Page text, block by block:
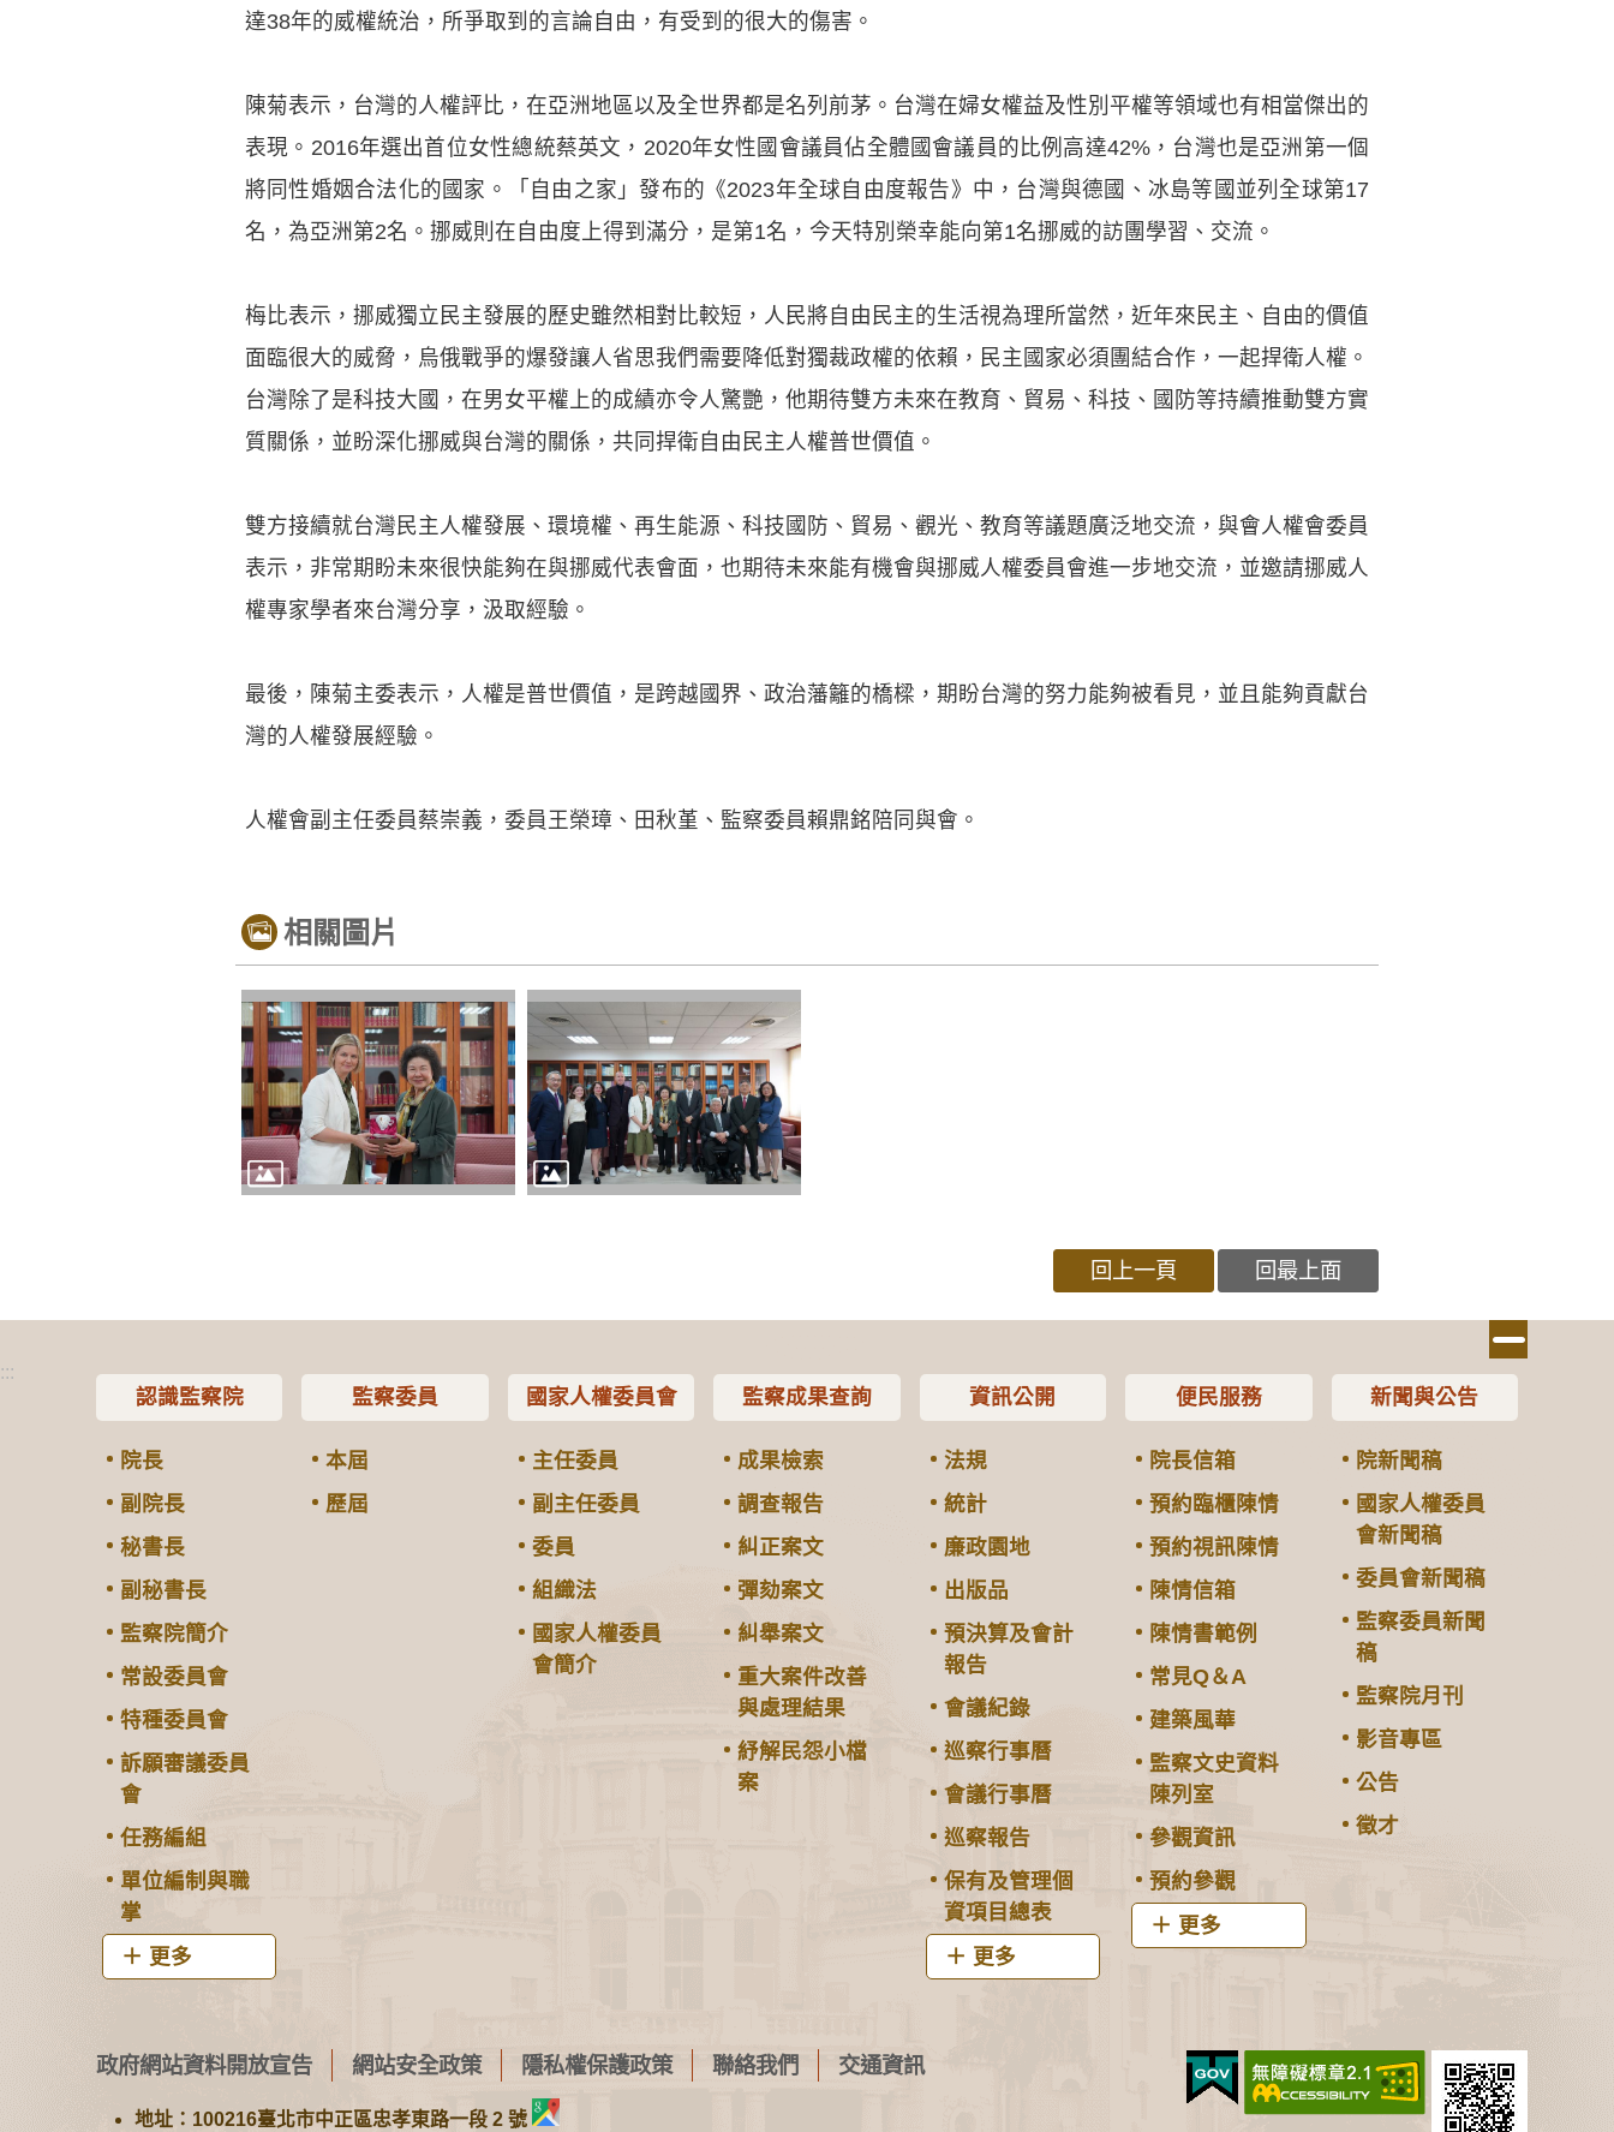
達38年的威權統治，所爭取到的言論自由，有受到的很大的傷害。
陳菊表示，台灣的人權評比，在亞洲地區以及全世界都是名列前茅。台灣在婦女權益及性別平權等領域也有相當傑出的
表現。2016年選出首位女性總統蔡英文，2020年女性國會議員佔全體國會議員的比例高達42%，台灣也是亞洲第一個
將同性婚姻合法化的國家。「自由之家」發布的《2023年全球自由度報告》中，台灣與德國、冰島等國並列全球第17
名，為亞洲第2名。挪威則在自由度上得到滿分，是第1名，今天特別榮幸能向第1名挪威的訪團學習、交流。
梅比表示，挪威獨立民主發展的歷史雖然相對比較短，人民將自由民主的生活視為理所當然，近年來民主、自由的價值
面臨很大的威脅，烏俄戰爭的爆發讓人省思我們需要降低對獨裁政權的依賴，民主國家必須團結合作，一起捍衛人權。
台灣除了是科技大國，在男女平權上的成績亦令人驚艷，他期待雙方未來在教育、貿易、科技、國防等持續推動雙方實
質關係，並盼深化挪威與台灣的關係，共同捍衛自由民主人權普世價值。
雙方接續就台灣民主人權發展、環境權、再生能源、科技國防、貿易、觀光、教育等議題廣泛地交流，與會人權會委員
表示，非常期盼未來很快能夠在與挪威代表會面，也期待未來能有機會與挪威人權委員會進一步地交流，並邀請挪威人
權專家學者來台灣分享，汲取經驗。
最後，陳菊主委表示，人權是普世價值，是跨越國界、政治藩籬的橋樑，期盼台灣的努力能夠被看見，並且能夠貢獻台
灣的人權發展經驗。
人權會副主任委員蔡崇義，委員王榮璋、田秋堇、監察委員賴鼎銘陪同與會。
相關圖片
回上一頁 回最上面
:::
認識監察院
院長
副院長
秘書長
副秘書長
監察院簡介
常設委員會
特種委員會
訴願審議委員
會
任務編組
單位編制與職
掌
更多
監察委員
本屆
歷屆
國家人權委員會
主任委員
副主任委員
委員
組織法
國家人權委員
會簡介
監察成果查詢
成果檢索
調查報告
糾正案文
彈劾案文
糾舉案文
重大案件改善
與處理結果
紓解民怨小檔
案
資訊公開
法規
統計
廉政園地
出版品
預決算及會計
報告
會議紀錄
巡察行事曆
會議行事曆
巡察報告
保有及管理個
資項目總表
更多
便民服務
院長信箱
預約臨櫃陳情
預約視訊陳情
陳情信箱
陳情書範例
常見Q＆A
建築風華
監察文史資料
陳列室
參觀資訊
預約參觀
更多
新聞與公告
院新聞稿
國家人權委員
會新聞稿
委員會新聞稿
監察委員新聞
稿
監察院月刊
影音專區
公告
徵才
政府網站資料開放宣告 網站安全政策 隱私權保護政策 聯絡我們 交通資訊
地址：100216臺北市中正區忠孝東路一段 2 號